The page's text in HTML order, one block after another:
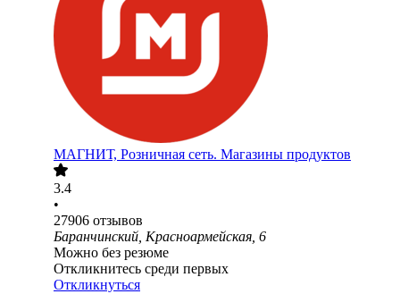
МАГНИТ, Розничная сеть. Магазины продуктов
3.4
•
27906 отзывов
Баранчинский, Красноармейская, 6
Можно без резюме
Откликнитесь среди первых
Откликнуться